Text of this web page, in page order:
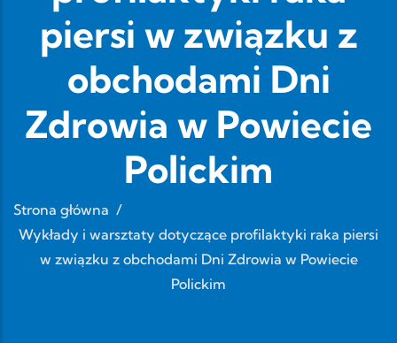
piersi w związku z
obchodami Dni
Zdrowia w Powiecie
Polickim
Strona główna /
Wykłady i warsztaty dotyczące profilaktyki raka piersi
w związku z obchodami Dni Zdrowia w Powiecie
Polickim